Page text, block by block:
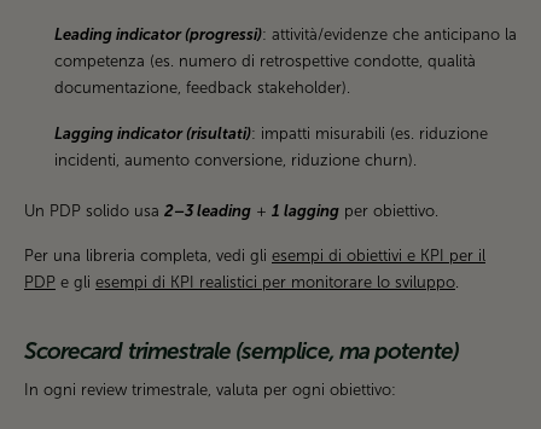
Leading indicator (progressi): attività/evidenze che anticipano la
competenza (es. numero di retrospettive condotte, qualità
documentazione, feedback stakeholder).
Lagging indicator (risultati): impatti misurabili (es. riduzione
incidenti, aumento conversione, riduzione churn).
Un PDP solido usa 2–3 leading + 1 lagging per obiettivo.
Per una libreria completa, vedi gli esempi di obiettivi e KPI per il
PDP e gli esempi di KPI realistici per monitorare lo sviluppo.
Scorecard trimestrale (semplice, ma potente)
In ogni review trimestrale, valuta per ogni obiettivo: